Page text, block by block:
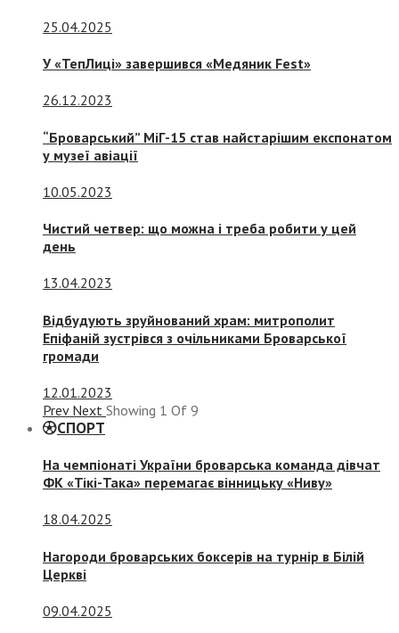
25.04.2025
У «ТепЛиці» завершився «Медяник Fest»
26.12.2023
“Броварський” МіГ-15 став найстарішим експонатом
у музеї авіації
10.05.2023
Чистий четвер: що можна і треба робити у цей
день
13.04.2023
Відбудують зруйнований храм: митрополит
Епіфаній зустрівся з очільниками Броварської
громади
12.01.2023
Prev Next Showing 1 Of 9
СПОРТ
На чемпіонаті України броварська команда дівчат
ФК «Тікі-Така» перемагає вінницьку «Ниву»
18.04.2025
Нагороди броварських боксерів на турнір в Білій
Церкві
09.04.2025